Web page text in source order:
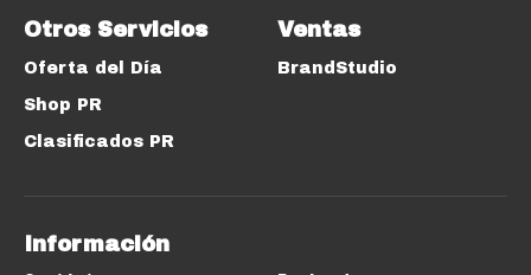
Otros Servicios
Oferta del Día
Shop PR
Clasificados PR
Ventas
BrandStudio
Información